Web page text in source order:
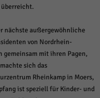
überreicht.
nächste außergewöhnliche
von Nordrhein-
gemeinsam mit ihren Pagen,
sich das
Rheinkamp in Moers,
ist speziell für Kinder- und